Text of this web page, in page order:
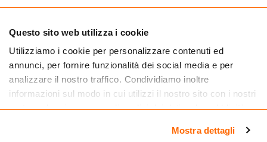
Questo sito web utilizza i cookie
Utilizziamo i cookie per personalizzare contenuti ed
annunci, per fornire funzionalità dei social media e per
analizzare il nostro traffico. Condividiamo inoltre
informazioni sul modo in cui utilizzi il nostro sito con i nostri
partner che si occupano di analisi dei dati web, pubblicità e
informazioni che hai fornito loro o che hanno raccolto dal
Mostra dettagli